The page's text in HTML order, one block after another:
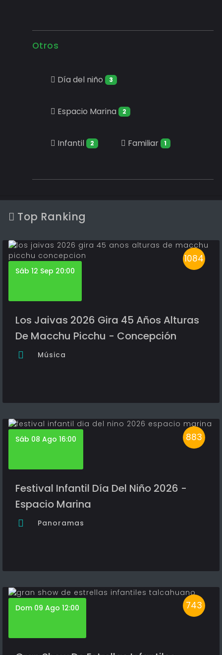
Otros
Día del niño 3
Espacio Marina 2
Infantil 2 Familiar 1
Top Ranking
1084
Sáb 12 Sep 20:00
Los Jaivas 2026 Gira 45 Años Alturas
De Macchu Picchu - Concepción
Música
883
Sáb 08 Ago 16:00
Festival Infantil Día Del Niño 2026 -
Espacio Marina
Panoramas
743
Dom 09 Ago 12:00